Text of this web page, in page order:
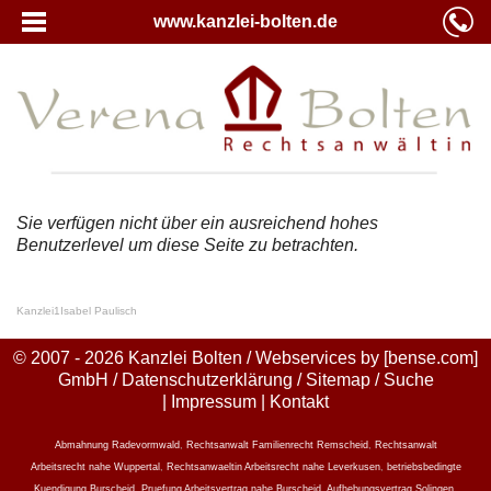
www.kanzlei-bolten.de
Sie verfügen nicht über ein ausreichend hohes
Benutzerlevel um diese Seite zu betrachten.
Kanzlei1 Isabel Paulisch
© 2007 - 2026 Kanzlei Bolten / Webservices by [bense.com]
GmbH / Datenschutzerklärung / Sitemap/ Suche
Impressum Kontakt
Abmahnung Radevormwald Rechtsanwalt Familienrecht Remscheid
Rechtsanwalt
Arbeitsrecht nahe Wuppertal
Rechtsanwaeltin Arbeitsrecht nahe Leverkusen,
betriebsbedingte
Kuendigung Burscheid
Pruefung Arbeitsvertrag nahe Burscheid Aufhebungsvertrag Solingen